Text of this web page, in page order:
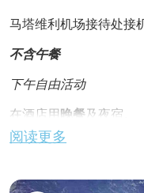
马塔维利机场接待处接
不含午餐
下午自由活动
在酒店用晚餐及夜宿。
阅读更多